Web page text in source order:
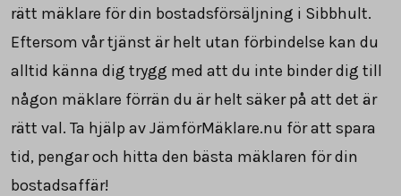
rätt mäklare för din bostadsförsäljning i Sibbhult.
Eftersom vår tjänst är helt utan förbindelse kan du
alltid känna dig trygg med att du inte binder dig till
någon mäklare förrän du är helt säker på att det är
rätt val. Ta hjälp av JämförMäklare.nu för att spara
tid, pengar och hitta den bästa mäklaren för din
bostadsaffär!